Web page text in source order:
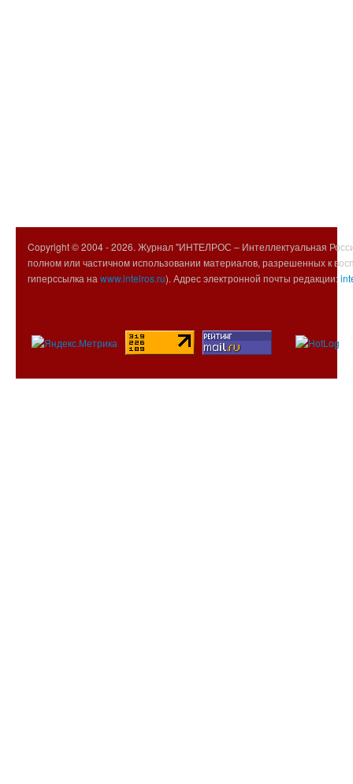
Copyright © 2004 -2026. Журнал "ИНТЕЛРОС – Интеллектуальная
полном или частичном использовании материалов, разрешенных к
гиперссылка на www.intelros.ru). Адрес электронной почты редакции: